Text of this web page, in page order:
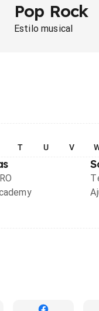
Pop Rock
Estilo musical
T U V